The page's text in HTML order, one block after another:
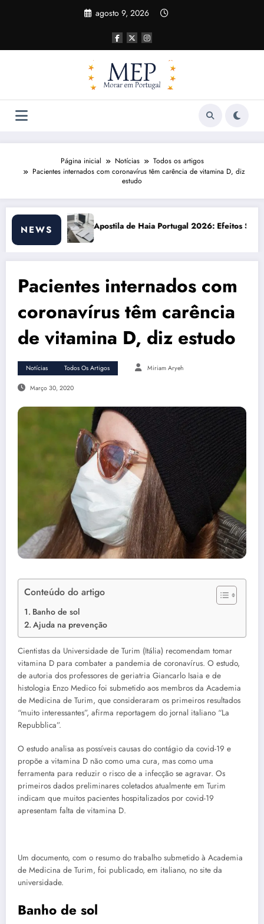
agosto 9, 2026
Página inicial Notícias
Todos os artigos
Pacientes internados com coronavírus têm carência de vitamina D, diz
estudo
NEWS
Portugal 2026: Efeitos Surpreendentes e OportunidadesCusto de vida
Pacientes internados com
coronavírus têm carência
de vitamina D, diz estudo
Notícias Todos Os Artigos Miriam Aryeh
Março 30, 2020
Conteúdo do artigo
Banho de sol
Ajuda na prevenção
Cientistas da Universidade de Turim (Itália) recomendam tomar
vitamina D para combater a pandemia de coronavírus. O estudo,
de autoria dos professores de geriatria Giancarlo Isaia e de
histologia Enzo Medico foi submetido aos membros da Academia
de Medicina de Turim, que consideraram os primeiros resultados
“muito interessantes”, afirma reportagem do jornal italiano “La
Repubblica”.
O estudo analisa as possíveis causas do contágio da covid-19 e
propõe a vitamina D não como uma cura, mas como uma
ferramenta para reduzir o risco de a infecção se agravar. Os
primeiros dados preliminares coletados atualmente em Turim
indicam que muitos pacientes hospitalizados por covid-19
apresentam falta de vitamina D.
Um documento, com o resumo do trabalho submetido à Academia
de Medicina de Turim, foi publicado, em italiano, no site da
universidade.
Banho de sol